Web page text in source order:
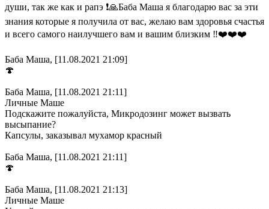
души, так же как и рапэ ❗️🙏Баба Маша я благодарю вас за эти
знания которые я получила от вас, желаю вам здоровья счастья
и всего самого наилучшего вам и вашим близким ‼️❤️❤️❤️
Баба Маша, [11.08.2021 21:09]
🍄
Баба Маша, [11.08.2021 21:11]
Личные Маше
Подскажите пожалуйста, Микродозинг может вызвать
высыпание?
Капсулы, заказывал мухамор красный
Баба Маша, [11.08.2021 21:11]
🍄
Баба Маша, [11.08.2021 21:13]
Личные Маше